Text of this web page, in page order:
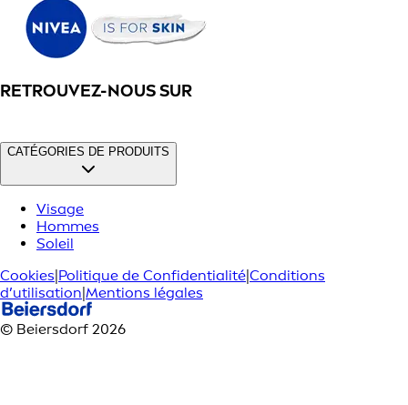
RETROUVEZ-NOUS SUR
CATÉGORIES DE PRODUITS
Visage
Hommes
Soleil
Cookies|Politique de Confidentialité|Conditions
d’utilisation|Mentions légales
© Beiersdorf 2026